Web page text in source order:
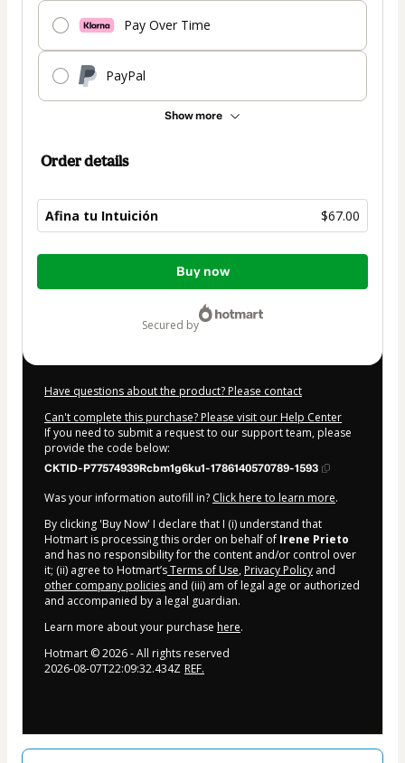
Pay Over Time
PayPal
Show more
Order details
Afina tu Intuición $67.00
Total
$67.00
Buy now
secured by
Have questions about the product? Please contact
Can't complete this purchase? Please visit our Help Center
If you need to submit a request to our support team, please
provide the code below:
CKTID-P77574939Rcbm1g6ku1-1786140570789-1593
Was your information autofill in? Click here to learn more.
By clicking 'Buy Now' I declare that I (i) understand that
Hotmart is processing this order on behalf of Irene Prieto
and has no responsibility for the content and/or control over
it; (ii) agree to Hotmart’sTerms of Use, Privacy Policy and
other company policies and (iii) am of legal age or authorized
and accompanied by a legal guardian.
Learn more about your purchase here.
Hotmart ©2026- All rights reserved
2026-08-07T22:09:32.434Z REF.